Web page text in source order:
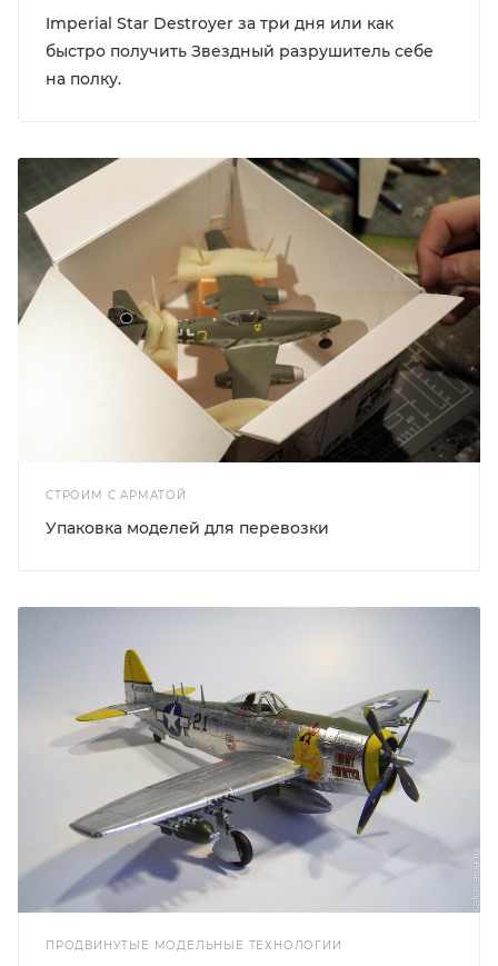
Imperial Star Destroyer за три дня или как
быстро получить Звездный разрушитель себе
на полку.
СТРОИМ С АРМАТОЙ
Упаковка моделей для перевозки
ПРОДВИНУТЫЕ МОДЕЛЬНЫЕ ТЕХНОЛОГИИ